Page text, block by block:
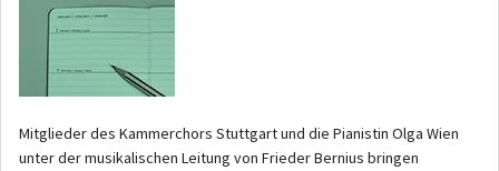
Mitglieder des Kammerchors Stuttgart und die Pianistin Olga Wien
unter der musikalischen Leitung von Frieder Bernius bringen